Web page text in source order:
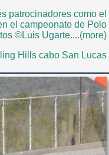
patrocinadores como el
el campeonato de Polo
©Luis Ugarte....(more)
Hills cabo San Lucas